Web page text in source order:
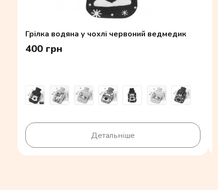
Грілка водяна у чохлі червоний ведмедик
400 грн
Детальніше